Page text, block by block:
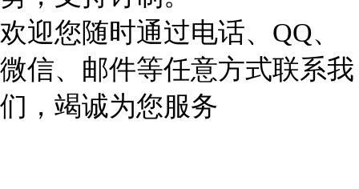
欢迎您随时通过电话、QQ、
微信、邮件等任意方式联系我
们，竭诚为您服务